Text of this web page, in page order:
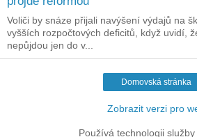
Voliči by snáze přijali navýšení výdajů na
vyšších rozpočtových deficitů, když uvidí,
nepůjdou jen do v...
Domovská stránka
Zobrazit verzi pro
Používá technologii služby